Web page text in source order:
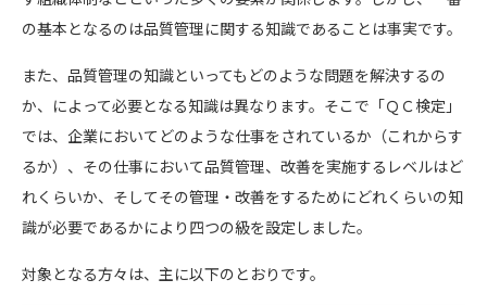
の基本となるのは品質管理に関する知識であることは事実です。
また、品質管理の知識といってもどのような問題を解決するの
か、によって必要となる知識は異なります。そこで「ＱＣ検定」
では、企業においてどのような仕事をされているか（これからす
るか）、その仕事において品質管理、改善を実施するレベルはど
れくらいか、そしてその管理・改善をするためにどれくらいの知
識が必要であるかにより四つの級を設定しました。
対象となる方々は、主に以下のとおりです。